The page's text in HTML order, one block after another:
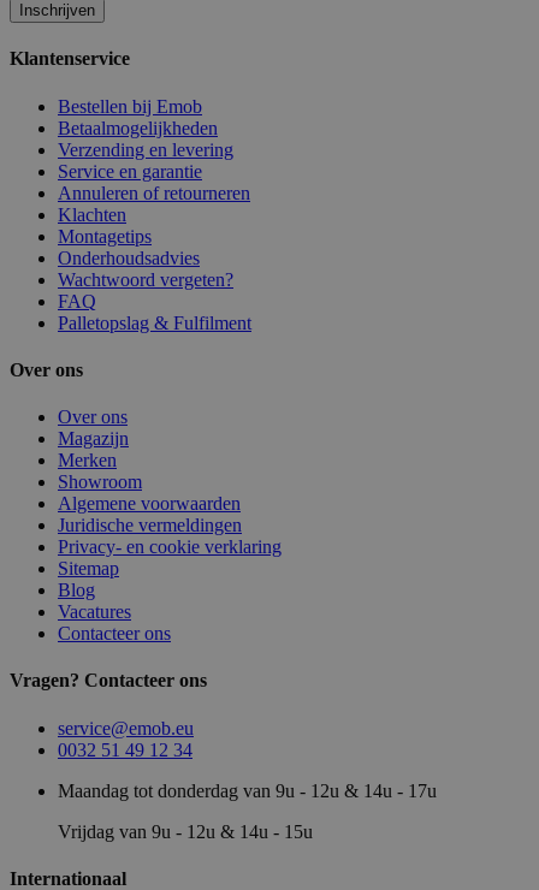
Inschrijven
Klantenservice
Bestellen bij Emob
Betaalmogelijkheden
Verzending en levering
Service en garantie
Annuleren of retourneren
Klachten
Montagetips
Onderhoudsadvies
Wachtwoord vergeten?
FAQ
Palletopslag & Fulfilment
Over ons
Over ons
Magazijn
Merken
Showroom
Algemene voorwaarden
Juridische vermeldingen
Privacy- en cookie verklaring
Sitemap
Blog
Vacatures
Contacteer ons
Vragen? Contacteer ons
service@emob.eu
0032 51 49 12 34
Maandag tot donderdag van 9u - 12u & 14u - 17u
Vrijdag van 9u - 12u & 14u - 15u
Internationaal